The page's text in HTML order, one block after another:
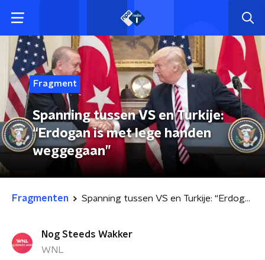
Fragment
Spanning tussen VS en Turkije:
“Erdogan is met lege handen
weggegaan”
Fragmenten Spanning tussen VS en Turkije: “Erdogan is met lege handen weggegaan”
Nog Steeds Wakker
WNL